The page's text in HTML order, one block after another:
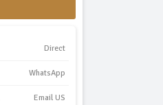
Direct
WhatsApp
Email US